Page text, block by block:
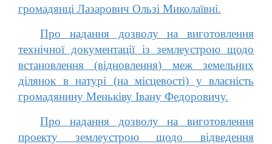
громадянці Лазарович Ользі Миколаївні.
Про надання дозволу на виготовлення
технічної документації із землеустрою щодо
встановлення (відновлення) меж земельних
ділянок в натурі (на місцевості) у власність
громадянину Меньківу Івану Федоровичу.
Про надання дозволу на виготовлення
проекту землеустрою щодо відведення